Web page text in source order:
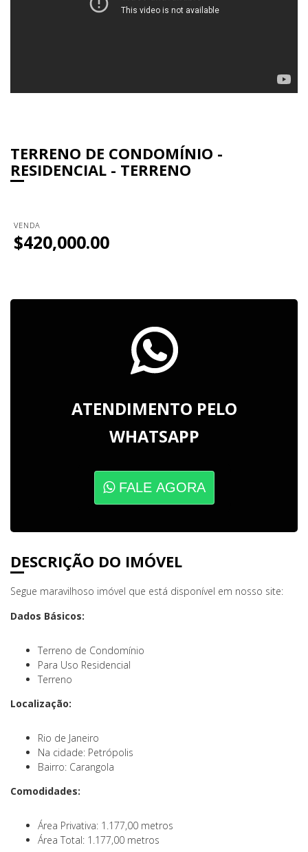
TERRENO DE CONDOMÍNIO -
RESIDENCIAL - TERRENO
VENDA
$420,000.00
ATENDIMENTO PELO
WHATSAPP
FALE AGORA
DESCRIÇÃO DO IMÓVEL
Segue maravilhoso imóvel que está disponível em nosso site:
Dados Básicos:
Terreno de Condomínio
Para Uso Residencial
Terreno
Localização:
Rio de Janeiro
Na cidade: Petrópolis
Bairro: Carangola
Comodidades:
Área Privativa: 1.177,00 metros
Área Total: 1.177,00 metros